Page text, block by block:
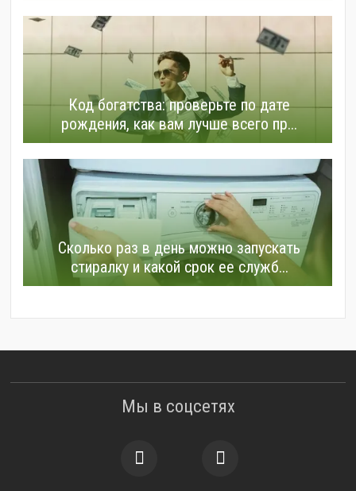
Код богатства: проверьте по дате
рождения, как вам лучше всего пр...
Сколько раз в день можно запускать
стиралку и какой срок ее служб...
Мы в соцсетях